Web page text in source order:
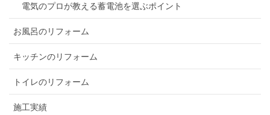
電気のプロが教える蓄電池を選ぶポイント
お風呂のリフォーム
キッチンのリフォーム
トイレのリフォーム
施工実績